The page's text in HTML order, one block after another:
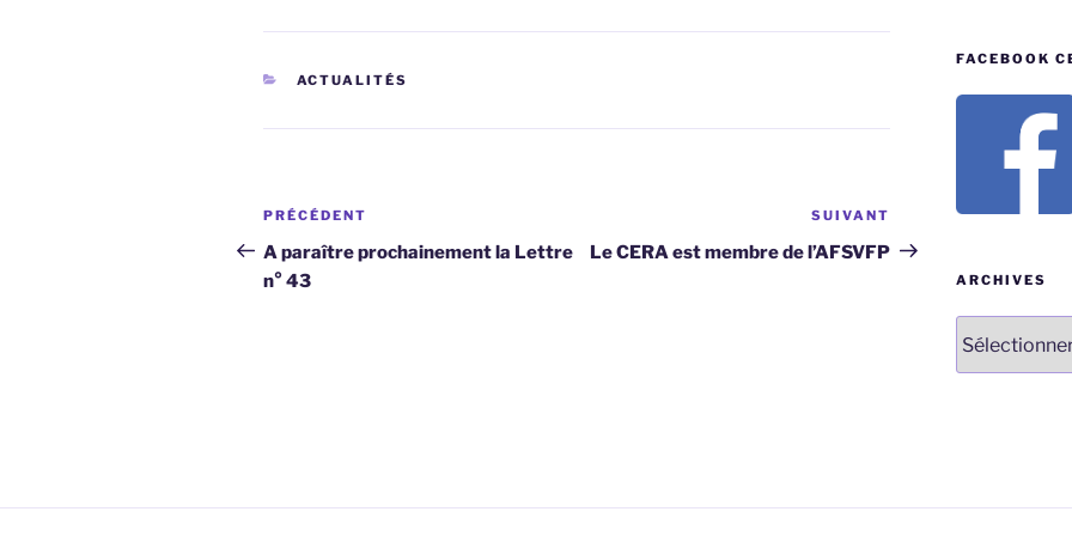
CATÉGORIES
ACTUALITÉS
Navigation
de
l’article
Article
précédent
PRÉCÉDENT
A paraître prochainement la Lettre
n° 43
suivant
SUIVANT
Le CERA est membre de l’AFSVFP
FACEBOOK
ARCHIVES